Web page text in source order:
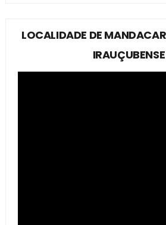
LOCALIDADE DE
IRAUÇUBENSE